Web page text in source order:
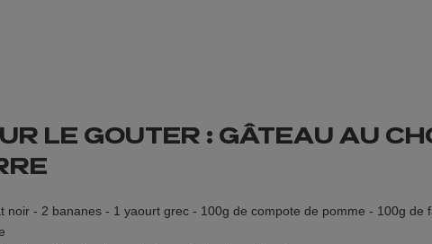
LE GOUTER : GÂTEAU AU
noir - 2 bananes - 1 yaourt grec - 100g de compote de pomme - 100g de